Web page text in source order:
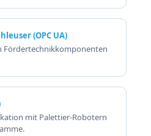
(OPC UA)
Fördertechnikkomponenten
mit Palettier-Robotern